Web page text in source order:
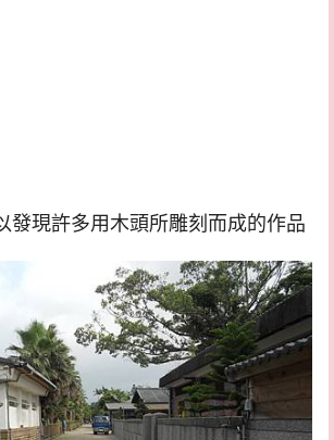
發現許多用木頭所雕刻而成的作品